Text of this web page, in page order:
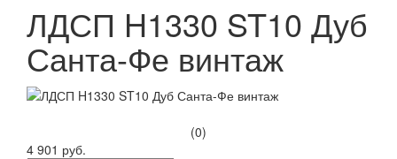
ЛДСП H1330 ST10 Дуб
Санта-Фе винтаж
(0)
4 901 руб.